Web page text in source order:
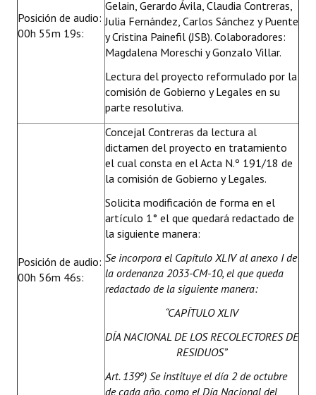
Posición de audio:
00h 55m 19s:
Gelain, Gerardo Ávila, Claudia Contreras,
Julia Fernández, Carlos Sánchez y Puente
y Cristina Painefil (JSB). Colaboradores:
Magdalena Moreschi y Gonzalo Villar.
Lectura del proyecto reformulado por la
comisión de Gobierno y Legales en su
parte resolutiva.
Posición de audio:
00h 56m 46s:
Concejal Contreras da lectura al
dictamen del proyecto en tratamiento
el cual consta en el Acta N.º 191/18 de
la comisión de Gobierno y Legales.
Solicita modificación de forma en el
artículo 1° el que quedará redactado de
la siguiente manera:
Se incorpora el Capítulo XLIV al anexo I de
la ordenanza 2033-CM-10, el que queda
redactado de la siguiente manera:
“CAPÍTULO XLIV
DÍA NACIONAL DE LOS RECOLECTORES DE
RESIDUOS”
Art. 139º) Se instituye el día 2 de octubre
de cada año, como el Día Nacional del